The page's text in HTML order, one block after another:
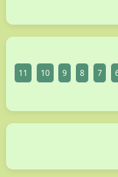
7
8
9
10
11